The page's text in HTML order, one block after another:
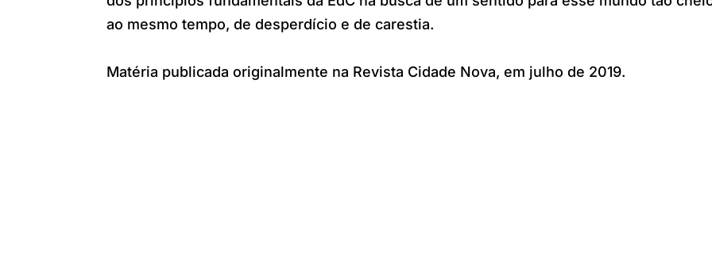
ao mesmo tempo, de desperdício e de carestia.
Matéria publicada originalmente na Revista Cidade Nova, em julho de 2019.